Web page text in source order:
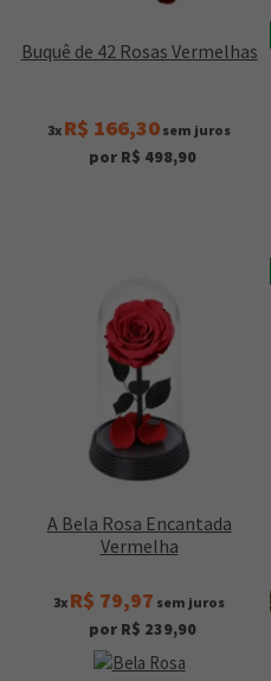
Buquê de 42 Rosas Vermelhas
3x R$ 166,30 sem juros
por R$ 498,90
A Bela Rosa Encantada
Vermelha
3x R$ 79,97 sem juros
por R$ 239,90